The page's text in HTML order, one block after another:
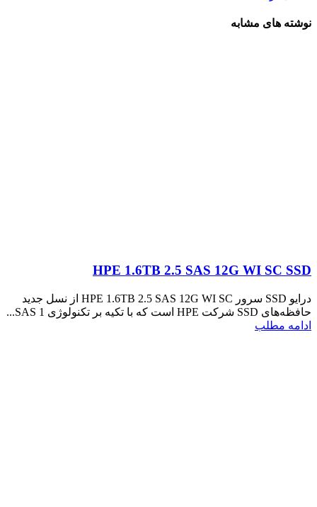
نوشته های مشابه
HPE 1.6TB 2.5 SAS 12G WI SC SSD
درایو SSD سرور HPE 1.6TB 2.5 SAS 12G WI SC از نسل جدید
حافظه‌های SSD شرکت HPE است که با تکیه بر تکنولوژی SAS 1...
ادامه مطلب